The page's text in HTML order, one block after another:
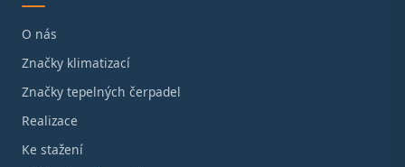
O nás
Značky klimatizací
Značky tepelných čerpadel
Realizace
Ke stažení